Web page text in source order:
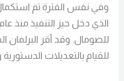
وفي نفس الفترة تم
للصومال. وقد أقر البرلمان
للقيام بالتعديلات